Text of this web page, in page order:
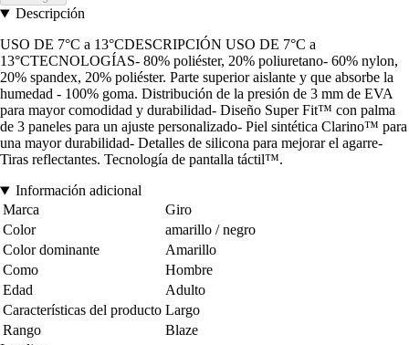
Descripción
USO DE 7°C a 13°CDESCRIPCIÓN USO DE 7°C a
13°CTECNOLOGÍAS- 80% poliéster, 20% poliuretano- 60% nylon,
20% spandex, 20% poliéster. Parte superior aislante y que absorbe la
humedad - 100% goma. Distribución de la presión de 3 mm de EVA
para mayor comodidad y durabilidad- Diseño Super Fit™ con palma
de 3 paneles para un ajuste personalizado- Piel sintética Clarino™ para
una mayor durabilidad- Detalles de silicona para mejorar el agarre-
Tiras reflectantes. Tecnología de pantalla táctil™.
Información adicional
Marca
Giro
Color
amarillo / negro
Color dominante
Amarillo
Como
Hombre
Edad
Adulto
Características del producto Largo
Rango
Blaze